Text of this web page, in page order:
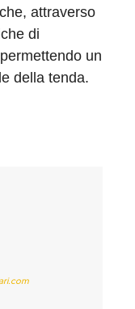
che, attraverso
di
un
della tenda.